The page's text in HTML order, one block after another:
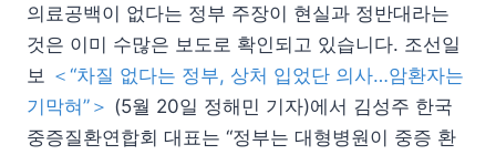
의료공백이 없다는 정부 주장이 현실과 정반대라는
것은 이미 수많은 보도로 확인되고 있습니다. 조선일
보 ＜“차질 없다는 정부, 상처 입었단 의사…암환자는
기막혀”＞ (5월 20일 정해민 기자)에서 김성주 한국
중증질환연합회 대표는 “정부는 대형병원이 중증 환